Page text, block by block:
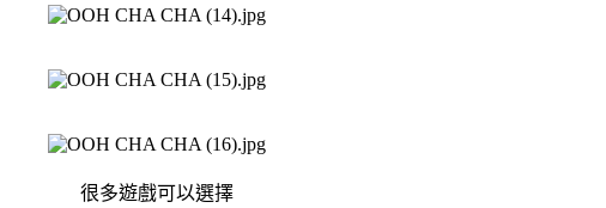
很多遊戲可以選擇